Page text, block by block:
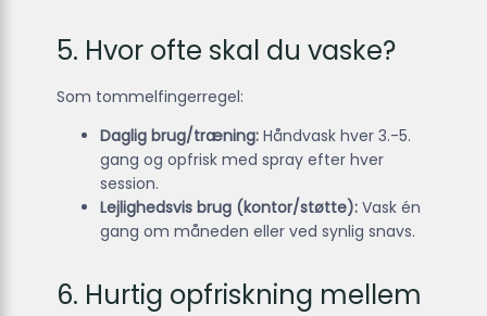
5. Hvor ofte skal du vaske?
Som tommelfingerregel:
Daglig brug/træning: Håndvask hver 3.-5.
gang og opfrisk med spray efter hver
session.
Lejlighedsvis brug (kontor/støtte): Vask én
gang om måneden eller ved synlig snavs.
6. Hurtig opfriskning mellem